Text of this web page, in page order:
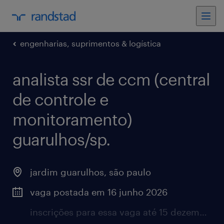
engenharias, suprimentos & logística
analista ssr de ccm (central
de controle e
monitoramento)
guarulhos/sp.
jardim guarulhos, são paulo
vaga postada em 16 junho 2026
inscrições para essa vaga até 15 dezembro 2026